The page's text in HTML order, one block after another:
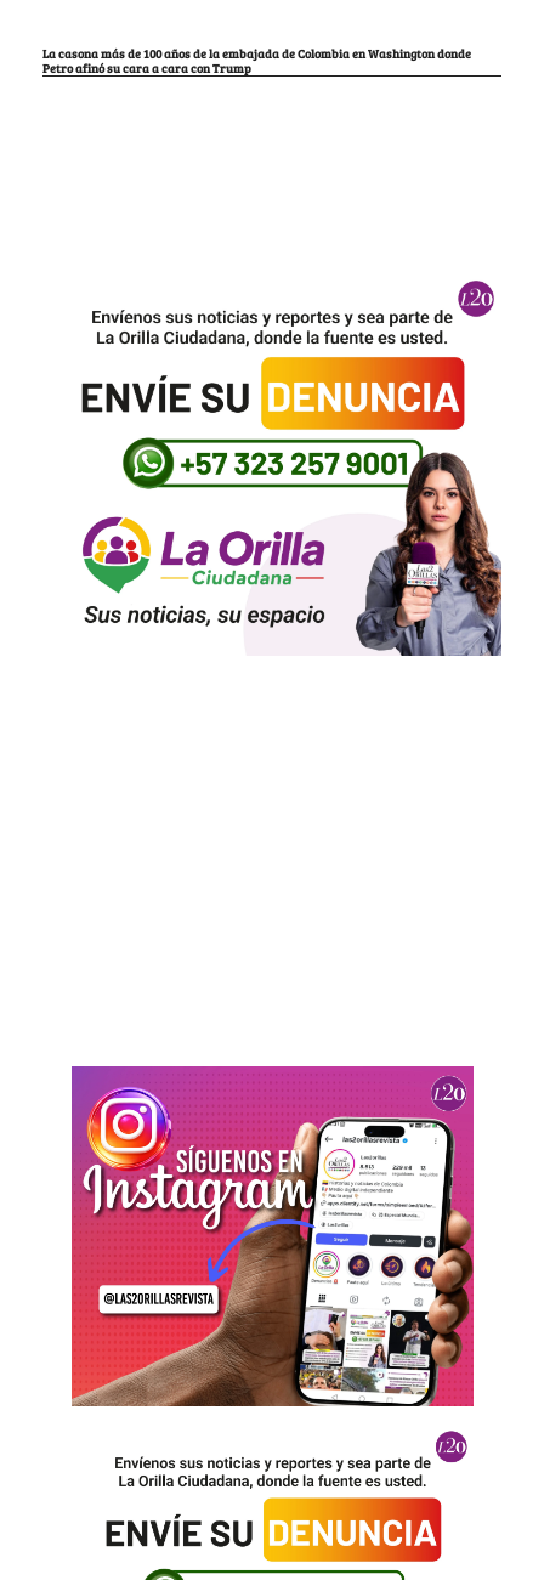
La casona más de 100 años de la embajada de Colombia en Washington donde
Petro afinó su cara a cara con Trump